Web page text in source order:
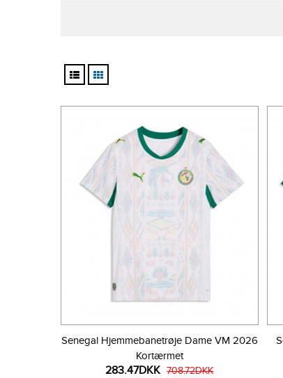
Senegal Hjemmebanetrøje Dame VM 2026
Kortærmet
283.47DKK 708.72DKK